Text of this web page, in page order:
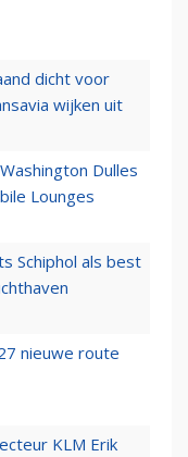
dicht voor
wijken uit
Dulles
Lounges
Schiphol als best
nieuwe route
KLM Erik